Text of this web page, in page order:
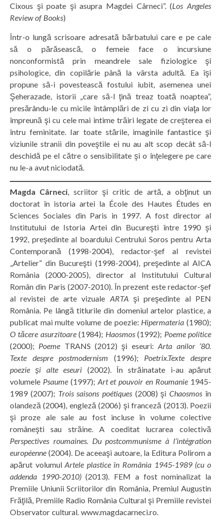
Cixous şi poate şi asupra Magdei Cârneci”. (Los Angeles
Review of Books)
Într-o lungă scrisoare adresată bărbatului care e pe cale
să o părăsească, o femeie face o incursiune
nonconformistă prin meandrele sale fiziologice şi
psihologice, din copilărie până la vârsta adultă. Ea îşi
propune să-i povestească fostului iubit, asemenea unei
Şeherazade, istorii „care să-l ţină treaz toată noaptea”,
presărându-le cu micile întâmplări de zi cu zi din viaţa lor
împreună şi cu cele mai intime trăiri legate de creşterea ei
întru feminitate. Iar toate stările, imaginile fantastice şi
viziunile stranii din poveştile ei nu au alt scop decât să-l
deschidă pe el către o sensibilitate şi o înţelegere pe care
nu le-a avut niciodată.
Magda Cârneci, scriitor şi critic de artă, a obţinut un
doctorat în istoria artei la École des Hautes Études en
Sciences Sociales din Paris in 1997. A fost director al
Institutului de Istoria Artei din Bucureşti între 1990 şi
1992, preşedinte al boardului Centrului Soros pentru Arta
Contemporană (1998-2004), redactor-şef al revistei
„Artelier” din Bucureşti (1998-2004), preşedinte al AICA
România (2000-2005), director al Institutului Cultural
Român din Paris (2007-2010). În prezent este redactor-şef
al revistei de arte vizuale ARTA şi preşedinte al PEN
România. Pe lângă titlurile din domeniul artelor plastice, a
publicat mai multe volume de poezie: Hipermateria (1980);
O tăcere asurzitoare(1984); Haosmos(1992); Poeme politice
(2000); Poeme TRANS (2012) şi eseuri:Arta anilor ’80.
Texte despre postmodernism (1996); Poetrix.Texte despre
poezie şi alte eseuri (2002). În străinatate i-au apărut
volumele Psaume(1997); Art et pouvoir en Roumanie 1945-
1989 (2007); Trois saisons poétiques (2008) şiChaosmos în
olandeză (2004), engleză (2006) şi franceză (2013). Poezii
şi proze ale sale au fost incluse în volume colective
româneşti sau străine. A coeditat lucrarea colectivă
Perspectives roumaines. Du postcommunisme à l’intégration
européenne (2004). De aceeaşi autoare, la Editura Polirom a
apărut volumulArtele plastice în România 1945-1989 (cu o
addenda 1990-2010)(2013). FEM a fost nominalizat la
Premiile Uniunii Scriitorilor din România, Premiul Augustin
Frăţilă, Premiile Radio România Cultural şi Premiile revistei
Observator cultural. www.magdacarneci.ro.